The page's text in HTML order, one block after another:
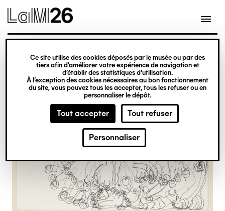
Gestion des cookies
Ce site utilise des cookies déposés par le musée ou par des
tiers afin d’améliorer votre expérience de navigation et
d’établir des statistiques d’utilisation.
À l’exception des cookies nécessaires au bon fonctionnement
du site, vous pouvez tous les accepter, tous les refuser ou en
personnaliser le dépôt.
Tout accepter Tout refuser
Personnaliser
contenu